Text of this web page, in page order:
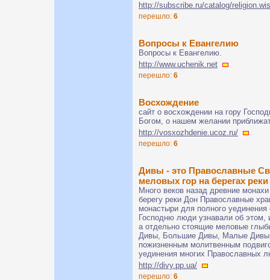
http://subscribe.ru/catalog/
перешло: 6
Вопросы к Евангелию
Вопросы к Евангелию.
http://www.uchenik.net
перешло: 6
Восхождение
сайт о восхождении на гору
Богом, о нашем желании
http://vosxozhdenie.ucoz.ru/
перешло: 6
Дивы - это Православные
меловых гор на берегах
Много веков назад древние
берегу реки Дон Православные
монастыри для полного
Господню люди узнавали об этом,
а отдельно стоящие меловые
Дивы, Большие Дивы, Малые Дивы
пожизненным молитвенным
уединения многих Православных
http://divy.pp.ua/
перешло: 6